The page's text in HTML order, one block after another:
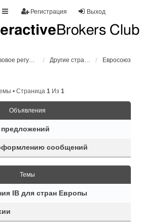
Выход
Регистрация
Правовое регулирование Другие страны Евросоюз
• Страница 1Из 1
Объявления
сообщений
Темы
IB для стран Европы